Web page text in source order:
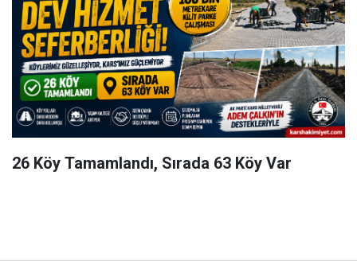
26 Köy Tamamlandı, Sırada 63 Köy Var